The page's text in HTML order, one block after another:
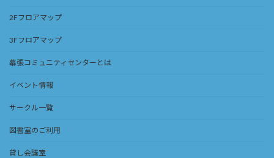
2Fフロアマップ
3Fフロアマップ
幕張コミュニティセンターとは
イベント情報
サークル一覧
図書室のご利用
貸し会議室